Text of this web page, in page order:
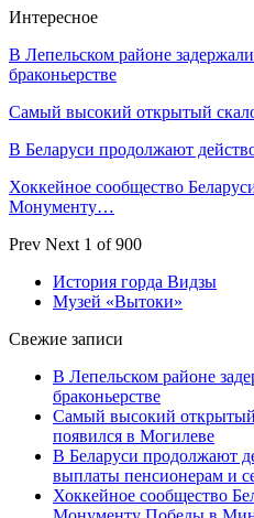
Интересное
В Лепельском районе
браконьерстве
Самый высокий открытый
В Беларуси продолжают
Хоккейное сообщество
Монументу…
Prev Next 1 of 900
История горда Видзы
Музей «Вытоки»
Свежие записи
В Лепельском районе
браконьерстве
Самый высокий открытый
появился в Могилеве
В Беларуси продолжают
выплаты пенсионерам и
Хоккейное сообщество